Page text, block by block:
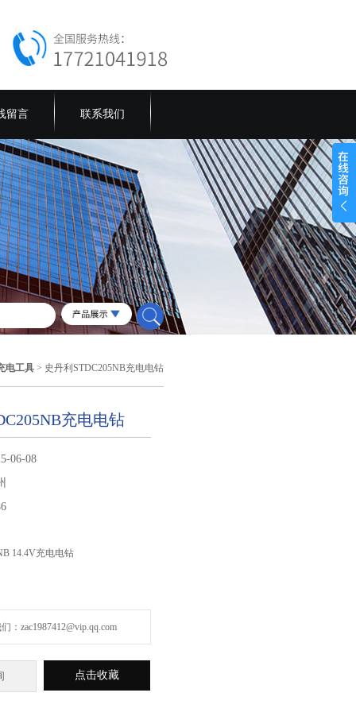
留言 联系我们
电工具 > 史丹利STDC205NB充电电钻
充电电钻
06-08
14.4V充电电钻
：zac1987412@vip.qq.com
点击收藏